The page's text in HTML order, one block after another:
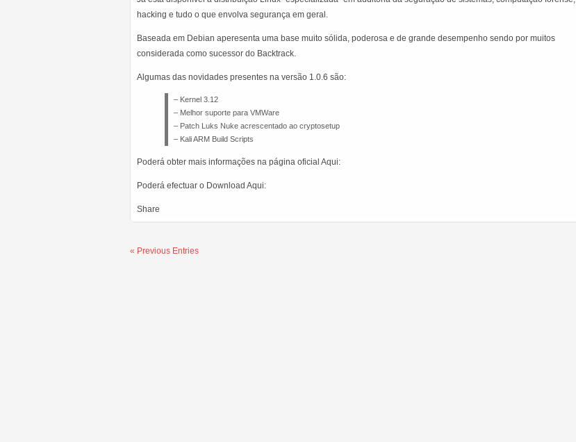
hacking e tudo o que envolva segurança em geral.
Baseada em Debian aperesenta uma base muito sólida, poderosa e de grande desempenho sendo por muitos
considerada como sucessor do Backtrack.
Algumas das novidades presentes na versão 1.0.6 são:
– Kernel 3.12
– Melhor suporte para VMWare
– Patch Luks Nuke acrescentado ao cryptosetup
– Kali ARM Build Scripts
Poderá obter mais informações na página oficial Aqui:
Poderá efectuar o Download Aqui:
Share
« Previous Entries